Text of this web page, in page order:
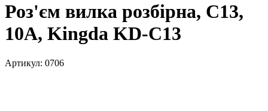
Роз'єм вилка розбірна, C13,
10A, Kingda KD-C13
Артикул: 0706